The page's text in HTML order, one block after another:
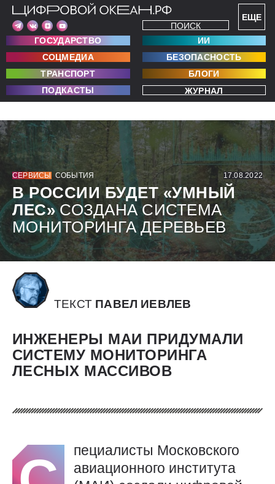
ЕЩЕ
ПОИСК
ГОСУДАРСТВО
ИИ
СОЦМЕДИА
БЕЗОПАСНОСТЬ
ТРАНСПОРТ
БЛОГИ
ПОДКАСТЫ
ЖУРНАЛ
СЕРВИСЫ СОБЫТИЯ 17.08.2022
В РОССИИ БУДЕТ «УМНЫЙ
ЛЕС»СОЗДАНА СИСТЕМА
МОНИТОРИНГА ДЕРЕВЬЕВ
ТЕКСТ ПАВЕЛ ИЕВЛЕВ
ИНЖЕНЕРЫ МАИ ПРИДУМАЛИ
СИСТЕМУ МОНИТОРИНГА
ЛЕСНЫХ МАССИВОВ
пециалисты Московского
авиационного института